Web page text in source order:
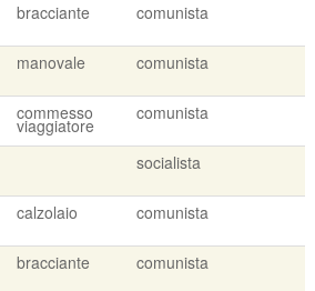
bracciante comunista
manovale comunista
commesso
viaggiatore
comunista
socialista
calzolaio comunista
bracciante comunista